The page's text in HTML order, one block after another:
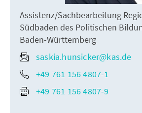
Assistenz/Sachbearbeitung
Südbaden des Politischen
Baden-Württemberg
saskia.hunsicker@kas.de
+49 761 156 4807-1
+49 761 156 4807-9